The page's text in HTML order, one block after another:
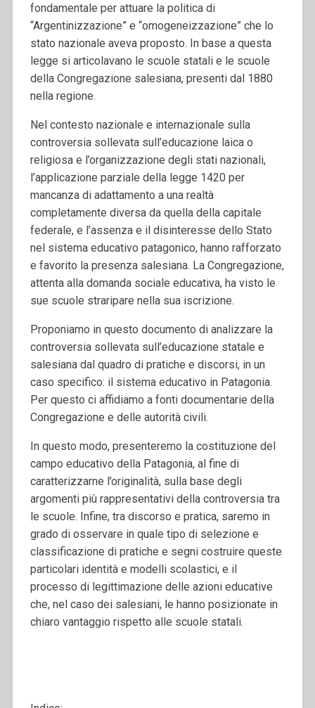
fondamentale per attuare la politica di
“Argentinizzazione” e “omogeneizzazione” che lo
stato nazionale aveva proposto. In base a questa
legge si articolavano le scuole statali e le scuole
della Congregazione salesiana, presenti dal 1880
nella regione.
Nel contesto nazionale e internazionale sulla
controversia sollevata sull’educazione laica o
religiosa e l’organizzazione degli stati nazionali,
l’applicazione parziale della legge 1420 per
mancanza di adattamento a una realtà
completamente diversa da quella della capitale
federale, e l’assenza e il disinteresse dello Stato
nel sistema educativo patagonico, hanno rafforzato
e favorito la presenza salesiana. La Congregazione,
attenta alla domanda sociale educativa, ha visto le
sue scuole straripare nella sua iscrizione.
Proponiamo in questo documento di analizzare la
controversia sollevata sull’educazione statale e
salesiana dal quadro di pratiche e discorsi, in un
caso specifico: il sistema educativo in Patagonia.
Per questo ci affidiamo a fonti documentarie della
Congregazione e delle autorità civili.
In questo modo, presenteremo la costituzione del
campo educativo della Patagonia, al fine di
caratterizzarne l’originalità, sulla base degli
argomenti più rappresentativi della controversia tra
le scuole. Infine, tra discorso e pratica, saremo in
grado di osservare in quale tipo di selezione e
classificazione di pratiche e segni costruire queste
particolari identità e modelli scolastici, e il
processo di legittimazione delle azioni educative
che, nel caso dei salesiani, le hanno posizionate in
chiaro vantaggio rispetto alle scuole statali.